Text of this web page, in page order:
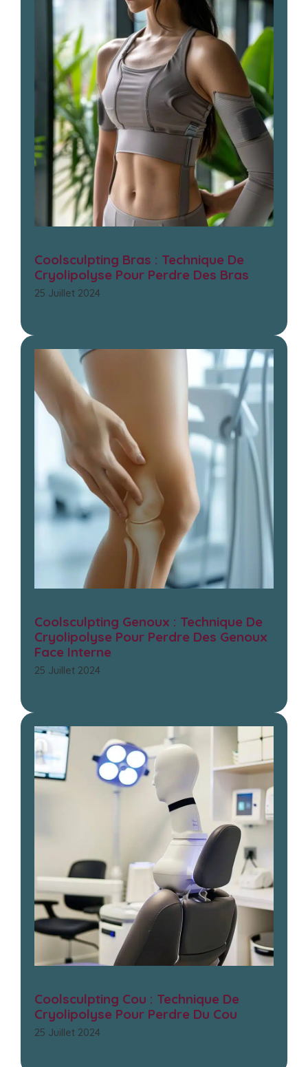
Coolsculpting Bras : Technique De
Cryolipolyse Pour Perdre Des Bras
25 Juillet 2024
Coolsculpting Genoux : Technique De
Cryolipolyse Pour Perdre Des Genoux
Face Interne
25 Juillet 2024
Coolsculpting Cou : Technique De
Cryolipolyse Pour Perdre Du Cou
25 Juillet 2024